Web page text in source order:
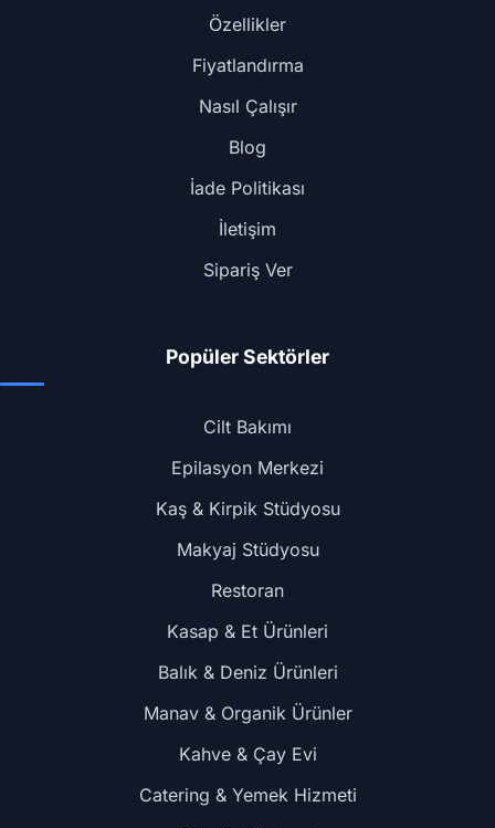
Özellikler
Fiyatlandırma
Nasıl Çalışır
Blog
İade Politikası
İletişim
Sipariş Ver
Popüler Sektörler
Cilt Bakımı
Epilasyon Merkezi
Kaş & Kirpik Stüdyosu
Makyaj Stüdyosu
Restoran
Kasap & Et Ürünleri
Balık & Deniz Ürünleri
Manav & Organik Ürünler
Kahve & Çay Evi
Catering & Yemek Hizmeti